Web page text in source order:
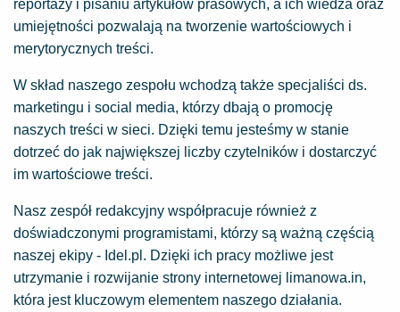
reportaży i pisaniu artykułów prasowych, a ich wiedza oraz
umiejętności pozwalają na tworzenie wartościowych i
merytorycznych treści.
W skład naszego zespołu wchodzą także specjaliści ds.
marketingu i social media, którzy dbają o promocję
naszych treści w sieci. Dzięki temu jesteśmy w stanie
dotrzeć do jak największej liczby czytelników i dostarczyć
im wartościowe treści.
Nasz zespół redakcyjny współpracuje również z
doświadczonymi programistami, którzy są ważną częścią
naszej ekipy - Idel.pl . Dzięki ich pracy możliwe jest
utrzymanie i rozwijanie strony internetowej limanowa.in,
która jest kluczowym elementem naszego działania.